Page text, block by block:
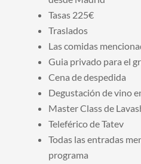
Tasas 225€
Traslados
Las comidas
Guia privado para el
Cena de despedida
Degustación de vino
Master Class de
Teleférico de Tatev
Todas las entradas
programa